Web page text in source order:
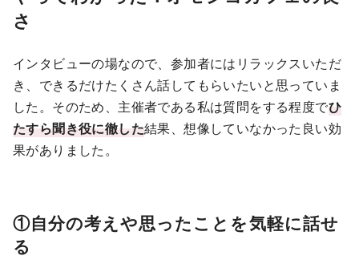
さ
インタビューの場なので、参加者にはリラックスいただ
き、できるだけたくさん話してもらいたいと思っていま
した。そのため、主催者である私は質問をする程度でひ
たすら聞き役に徹した結果、想像していなかった良い効
果がありました。
①自分の考えや思ったことを気軽に話せ
る